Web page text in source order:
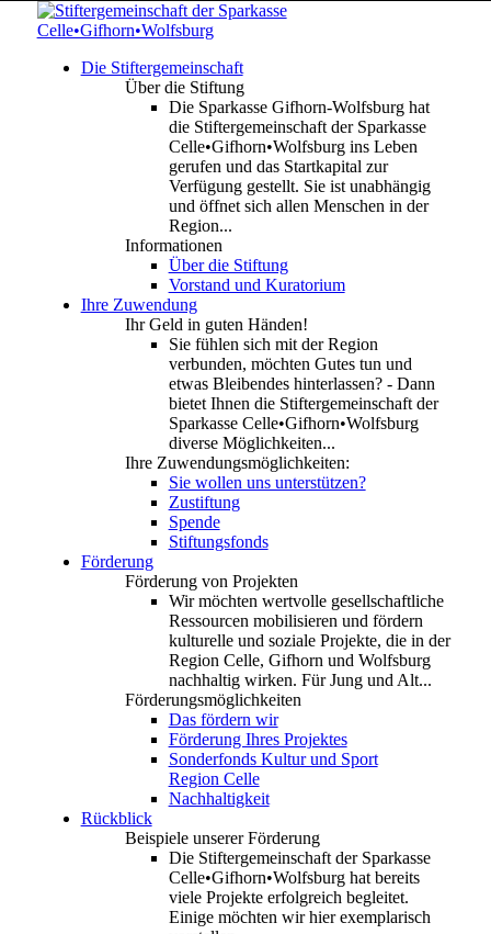
Die Stiftergemeinschaft
Über die Stiftung
Die Sparkasse Gifhorn-Wolfsburg hat
die Stiftergemeinschaft der Sparkasse
Celle•Gifhorn•Wolfsburg ins Leben
gerufen und das Startkapital zur
Verfügung gestellt. Sie ist unabhängig
und öffnet sich allen Menschen in der
Region...
Informationen
Über die Stiftung
Vorstand und Kuratorium
Ihre Zuwendung
Ihr Geld in guten Händen!
Sie fühlen sich mit der Region
verbunden, möchten Gutes tun und
etwas Bleibendes hinterlassen? - Dann
bietet Ihnen die Stiftergemeinschaft der
Sparkasse Celle•Gifhorn•Wolfsburg
diverse Möglichkeiten...
Ihre Zuwendungsmöglichkeiten:
Sie wollen uns unterstützen?
Zustiftung
Spende
Stiftungsfonds
Förderung
Förderung von Projekten
Wir möchten wertvolle gesellschaftliche
Ressourcen mobilisieren und fördern
kulturelle und soziale Projekte, die in der
Region Celle, Gifhorn und Wolfsburg
nachhaltig wirken. Für Jung und Alt...
Förderungsmöglichkeiten
Das fördern wir
Förderung Ihres Projektes
Sonderfonds Kultur und Sport
Region Celle
Nachhaltigkeit
Rückblick
Beispiele unserer Förderung
Die Stiftergemeinschaft der Sparkasse
Celle•Gifhorn•Wolfsburg hat bereits
viele Projekte erfolgreich begleitet.
Einige möchten wir hier exemplarisch